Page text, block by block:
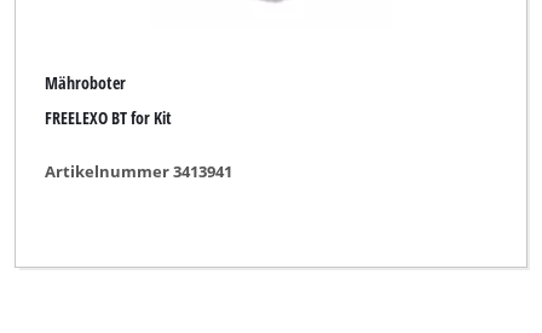
Mähroboter
FREELEXO BT for Kit
Artikelnummer 3413941